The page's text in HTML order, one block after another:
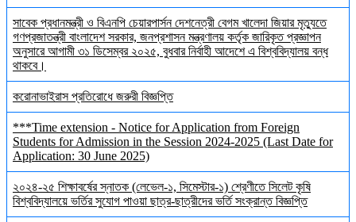
সাবেক প্রধানমন্ত্রী ও বিএনপি চেয়ারপার্সন দেশনেত্রী বেগম খালেদা জিয়ার মৃত্যুতে
গণপ্রজাতন্ত্রী বাংলাদেশ সরকার, জনপ্রশাসন মন্ত্রণালয় কর্তৃক জারিকৃত প্রজ্ঞাপন
অনুসারে আগামী ৩১ ডিসেম্বর ২০২৫, বুধবার নির্বাহী আদেশে এ বিশ্ববিদ্যালয় বন্ধ
থাকবে।
করোনাভাইরাস প্রতিরোধে জরুরী বিজ্ঞপ্তি
***Time extension - Notice for Application from Foreign
Students for Admission in the Session 2024-2025 (Last Date for
Application: 30 June 2025)
২০২৪-২৫ শিক্ষাবর্ষের স্নাতক (লেভেল-১, সিমেস্টার-১) শ্রেণীতে সিলেট কৃষি
বিশ্ববিদ্যালয়ে ভর্তির সুযোগ পাওয়া ছাত্র-ছাত্রীদের ভর্তি সংক্রান্ত বিজ্ঞপ্তি